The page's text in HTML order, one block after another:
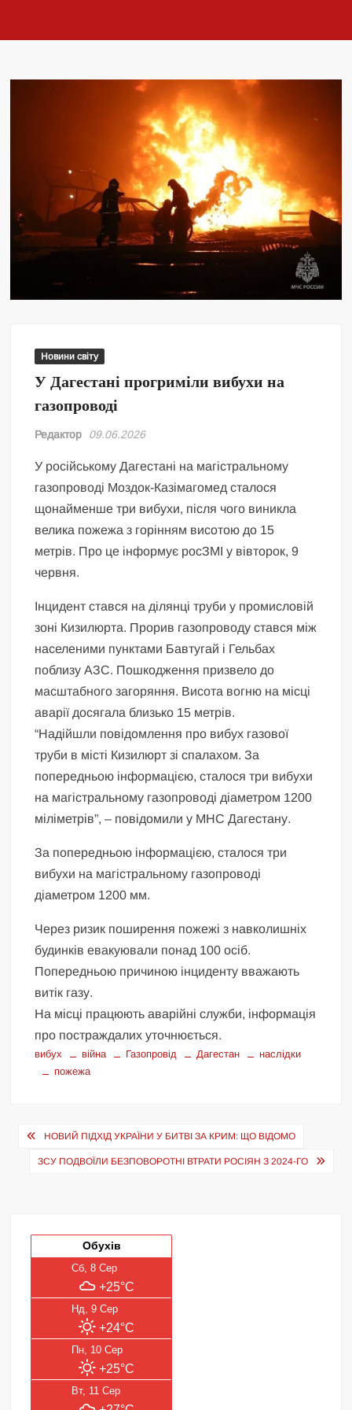
Новини світу
У Дагестані прогриміли вибухи на
газопроводі
Редактор 09.06.2026
У російському Дагестані на магістральному
газопроводі Моздок-Казімагомед сталося
щонайменше три вибухи, після чого виникла
велика пожежа з горінням висотою до 15
метрів. Про це інформує росЗМІ у вівторок, 9
червня.
Інцидент стався на ділянці труби у промисловій
зоні Кизилюрта. Прорив газопроводу стався між
населеними пунктами Бавтугай і Гельбах
поблизу АЗС. Пошкодження призвело до
масштабного загоряння. Висота вогню на місці
аварії досягала близько 15 метрів.
“Надійшли повідомлення про вибух газової
труби в місті Кизилюрт зі спалахом. За
попередньою інформацією, сталося три вибухи
на магістральному газопроводі діаметром 1200
міліметрів”, – повідомили у МНС Дагестану.
За попередньою інформацією, сталося три
вибухи на магістральному газопроводі
діаметром 1200 мм.
Через ризик поширення пожежі з навколишніх
будинків евакуювали понад 100 осіб.
Попередньою причиною інциденту вважають
витік газу.
На місці працюють аварійні служби, інформація
про постраждалих уточнюється.
вибух війна Газопровід Дагестан
наслідки
пожежа
Навігація
записів
НОВИЙ ПІДХІД УКРАЇНИ У БИТВІ ЗА КРИМ: ЩО ВІДОМО
ЗСУ ПОДВОЇЛИ БЕЗПОВОРОТНІ ВТРАТИ РОСІЯН З 2024-ГО
Обухів
Сб, 8 Сер
+25°C
Нд, 9 Сер
+24°C
Пн, 10 Сер
+25°C
Вт, 11 Сер